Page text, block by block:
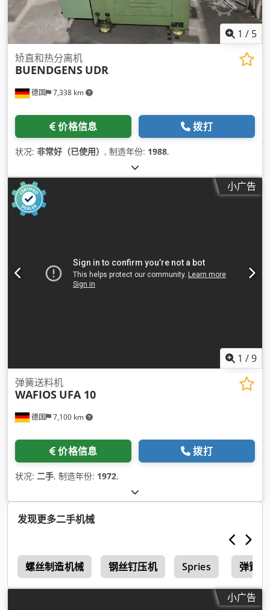
1 / 5
德国 7,338 km
矫直和热分离机
BUENDGENS UDR
价格信息 拨打
状况: 非常好（已使用） , 制造年份: 1988,
小广告
1 /9
德国 7,100 km
弹簧送料机
WAFIOS UFA 10
价格信息 拨打
状况: 二手, 制造年份: 1972,
发现更多二手机械
螺丝制造机械 钢丝钉压机 Spries 弹簧
小广告